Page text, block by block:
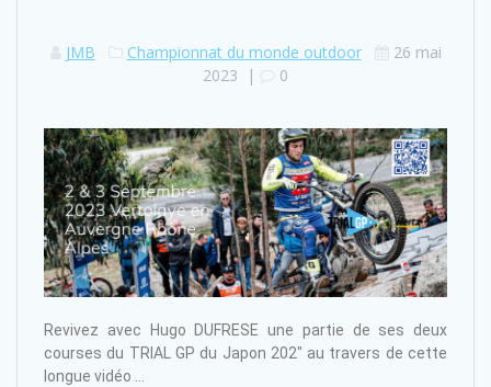
JMB Championnat du monde outdoor
26 mai
2023 | 0
Revivez avec Hugo DUFRESE une partie de ses deux
courses du TRIAL GP du Japon 202″ au travers de cette
longue vidéo …